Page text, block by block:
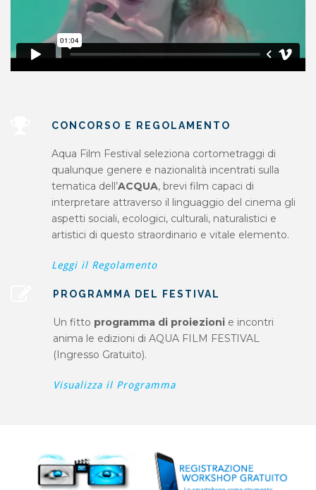
CONCORSO E REGOLAMENTO
Aqua Film Festival seleziona cortometraggi di
qualunque genere e nazionalità incentrati sulla
tematica dell’ACQUA, brevi film capaci di
interpretare attraverso il linguaggio del cinema gli
aspetti sociali, ecologici, culturali, naturalistici e
artistici di questo straordinario e vitale elemento.
Leggi il Regolamento
PROGRAMMA DEL FESTIVAL
Un fitto programma di proiezioni e incontri
anima le edizioni di AQUA FILM FESTIVAL
(Ingresso Gratuito).
Visualizza il Programma